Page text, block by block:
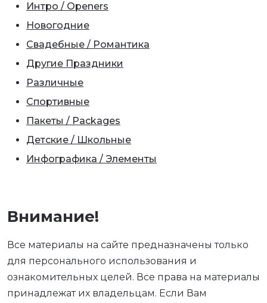
Интро / Openers
Новогодние
Свадебные / Романтика
Другие Праздники
Различные
Спортивные
Пакеты / Packages
Детские / Школьные
Инфографика / Элементы
Внимание!
Все материалы на сайте предназначены только
для персонального использования и
ознакомительных целей. Все права на материалы
принадлежат их владельцам. Если Вам